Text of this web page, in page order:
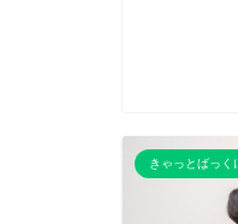
きゃっとばっく